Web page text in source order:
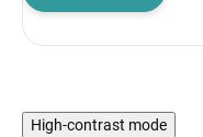
High-contrast mode